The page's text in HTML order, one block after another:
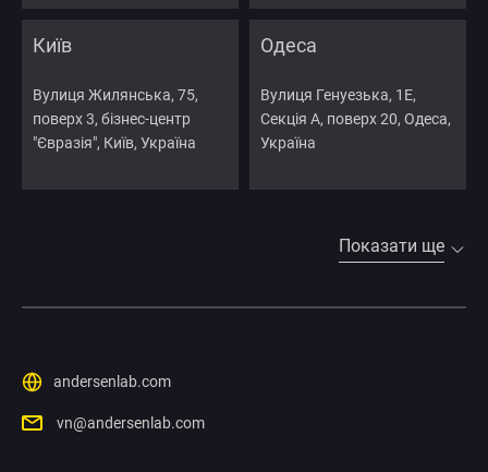
Київ
Вулиця Жилянська, 75,
поверх 3, бізнес-центр
"Євразія", Київ, Україна
Одеса
Вулиця Генуезька, 1Е,
Секція А, поверх 20, Одеса,
Україна
Показати ще
andersenlab.com
vn@andersenlab.com